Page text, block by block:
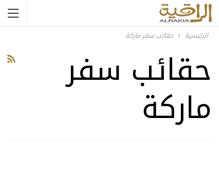
الرئيسية حقائب سفر ماركة
حقائب سفر
ماركة